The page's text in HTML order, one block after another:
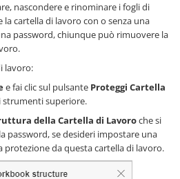
nascondere e rinominare i fogli di
la cartella di lavoro con o senza una
password, chiunque può rimuovere la
lavoro:
e fai clic sul pulsante Proteggi Cartella
strumenti superiore.
della Cartella di Lavoroche si
password, se desideri impostare una
protezione da questa cartella di lavoro.